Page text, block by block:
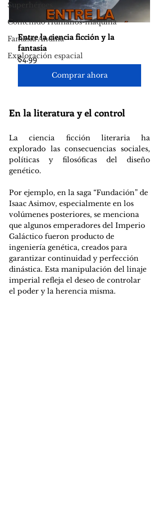
Superhéroes
Contenido Humanos-máquina
Fantasía Andina
Exploración espacial
Entre la ciencia ficción y la
fantasía
$4.99
Comprar ahora
En la literatura y el control
La ciencia ficción literaria ha
explorado las consecuencias sociales,
políticas y filosóficas del diseño
genético.
Por ejemplo, en la saga “Fundación” de
Isaac Asimov, especialmente en los
volúmenes posteriores, se menciona
que algunos emperadores del Imperio
Galáctico fueron producto de
ingeniería genética, creados para
garantizar continuidad y perfección
dinástica. Esta manipulación del linaje
imperial refleja el deseo de controlar
el poder y la herencia misma.